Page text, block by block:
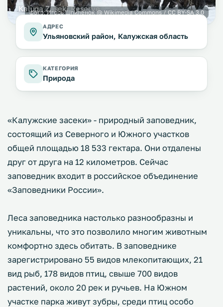
Kaluga Zaseki Reserve
фото:Игорь Шпиленок@ Wikimedia Commons / CC BY-SA 3.0
АДРЕС
Ульяновский район, Калужская область
КАТЕГОРИЯ
Природа
«Калужские засеки» - природный заповедник,
состоящий из Северного и Южного участков
общей площадью 18 533 гектара. Они отдалены
друг от друга на 12 километров. Сейчас
заповедник входит в российское объединение
«Заповедники России».
Леса заповедника настолько разнообразны и
уникальны, что это позволило многим животным
комфортно здесь обитать. В заповеднике
зарегистрировано 55 видов млекопитающих, 21
вид рыб, 178 видов птиц, свыше 700 видов
растений, около 20 рек и ручьев. На Южном
участке парка живут зубры, среди птиц особо